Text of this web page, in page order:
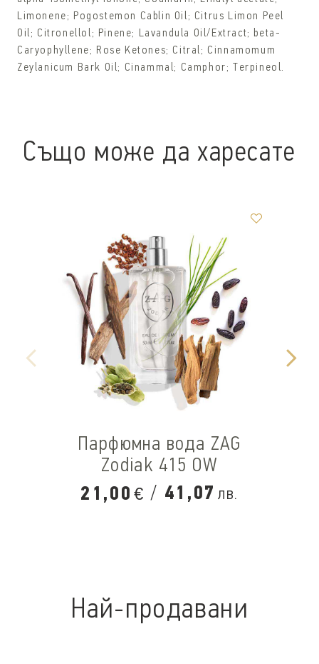
Limonene; Pogostemon Cablin Oil; Citrus Limon Peel
Oil; Citronellol; Pinene; Lavandula Oil/Extract; beta-
Caryophyllene; Rose Ketones; Citral; Cinnamomum
Zeylanicum Bark Oil; Cinammal; Camphor; Terpineol.
Също може да харесате
Парфюмна вода ZAG
Zodiak 415 OW
21,00 € / 41,07 лв.
Най-продавани